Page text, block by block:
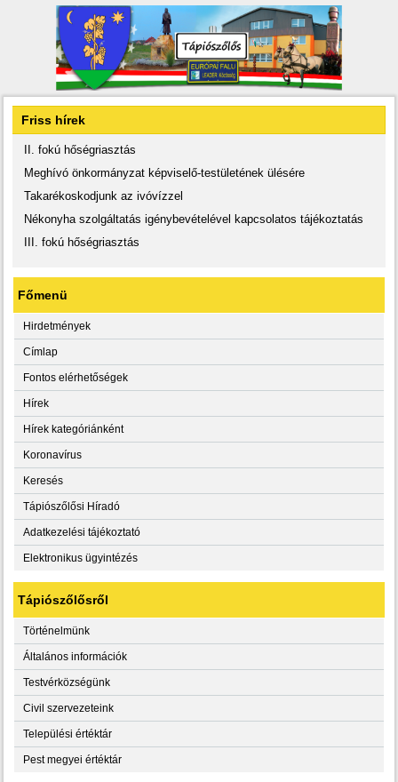
Friss hírek
II. fokú hőségriasztás
Meghívó önkormányzat képviselő-testületének ülésére
Takarékoskodjunk az ivóvízzel
Nékonyha szolgáltatás igénybevételével kapcsolatos tájékoztatás
III. fokú hőségriasztás
Főmenü
Hirdetmények
Címlap
Fontos elérhetőségek
Hírek
Hírek kategóriánként
Koronavírus
Keresés
Tápiószőlősi Híradó
Adatkezelési tájékoztató
Elektronikus ügyintézés
Tápiószőlősről
Történelmünk
Általános információk
Testvérközségünk
Civil szervezeteink
Települési értéktár
Pest megyei értéktár